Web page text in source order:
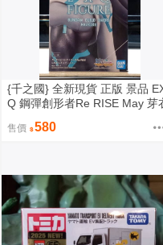
{千之國} 全新現貨 正版 景品
Q 鋼彈創形者Re RISE May 芽
售價 580